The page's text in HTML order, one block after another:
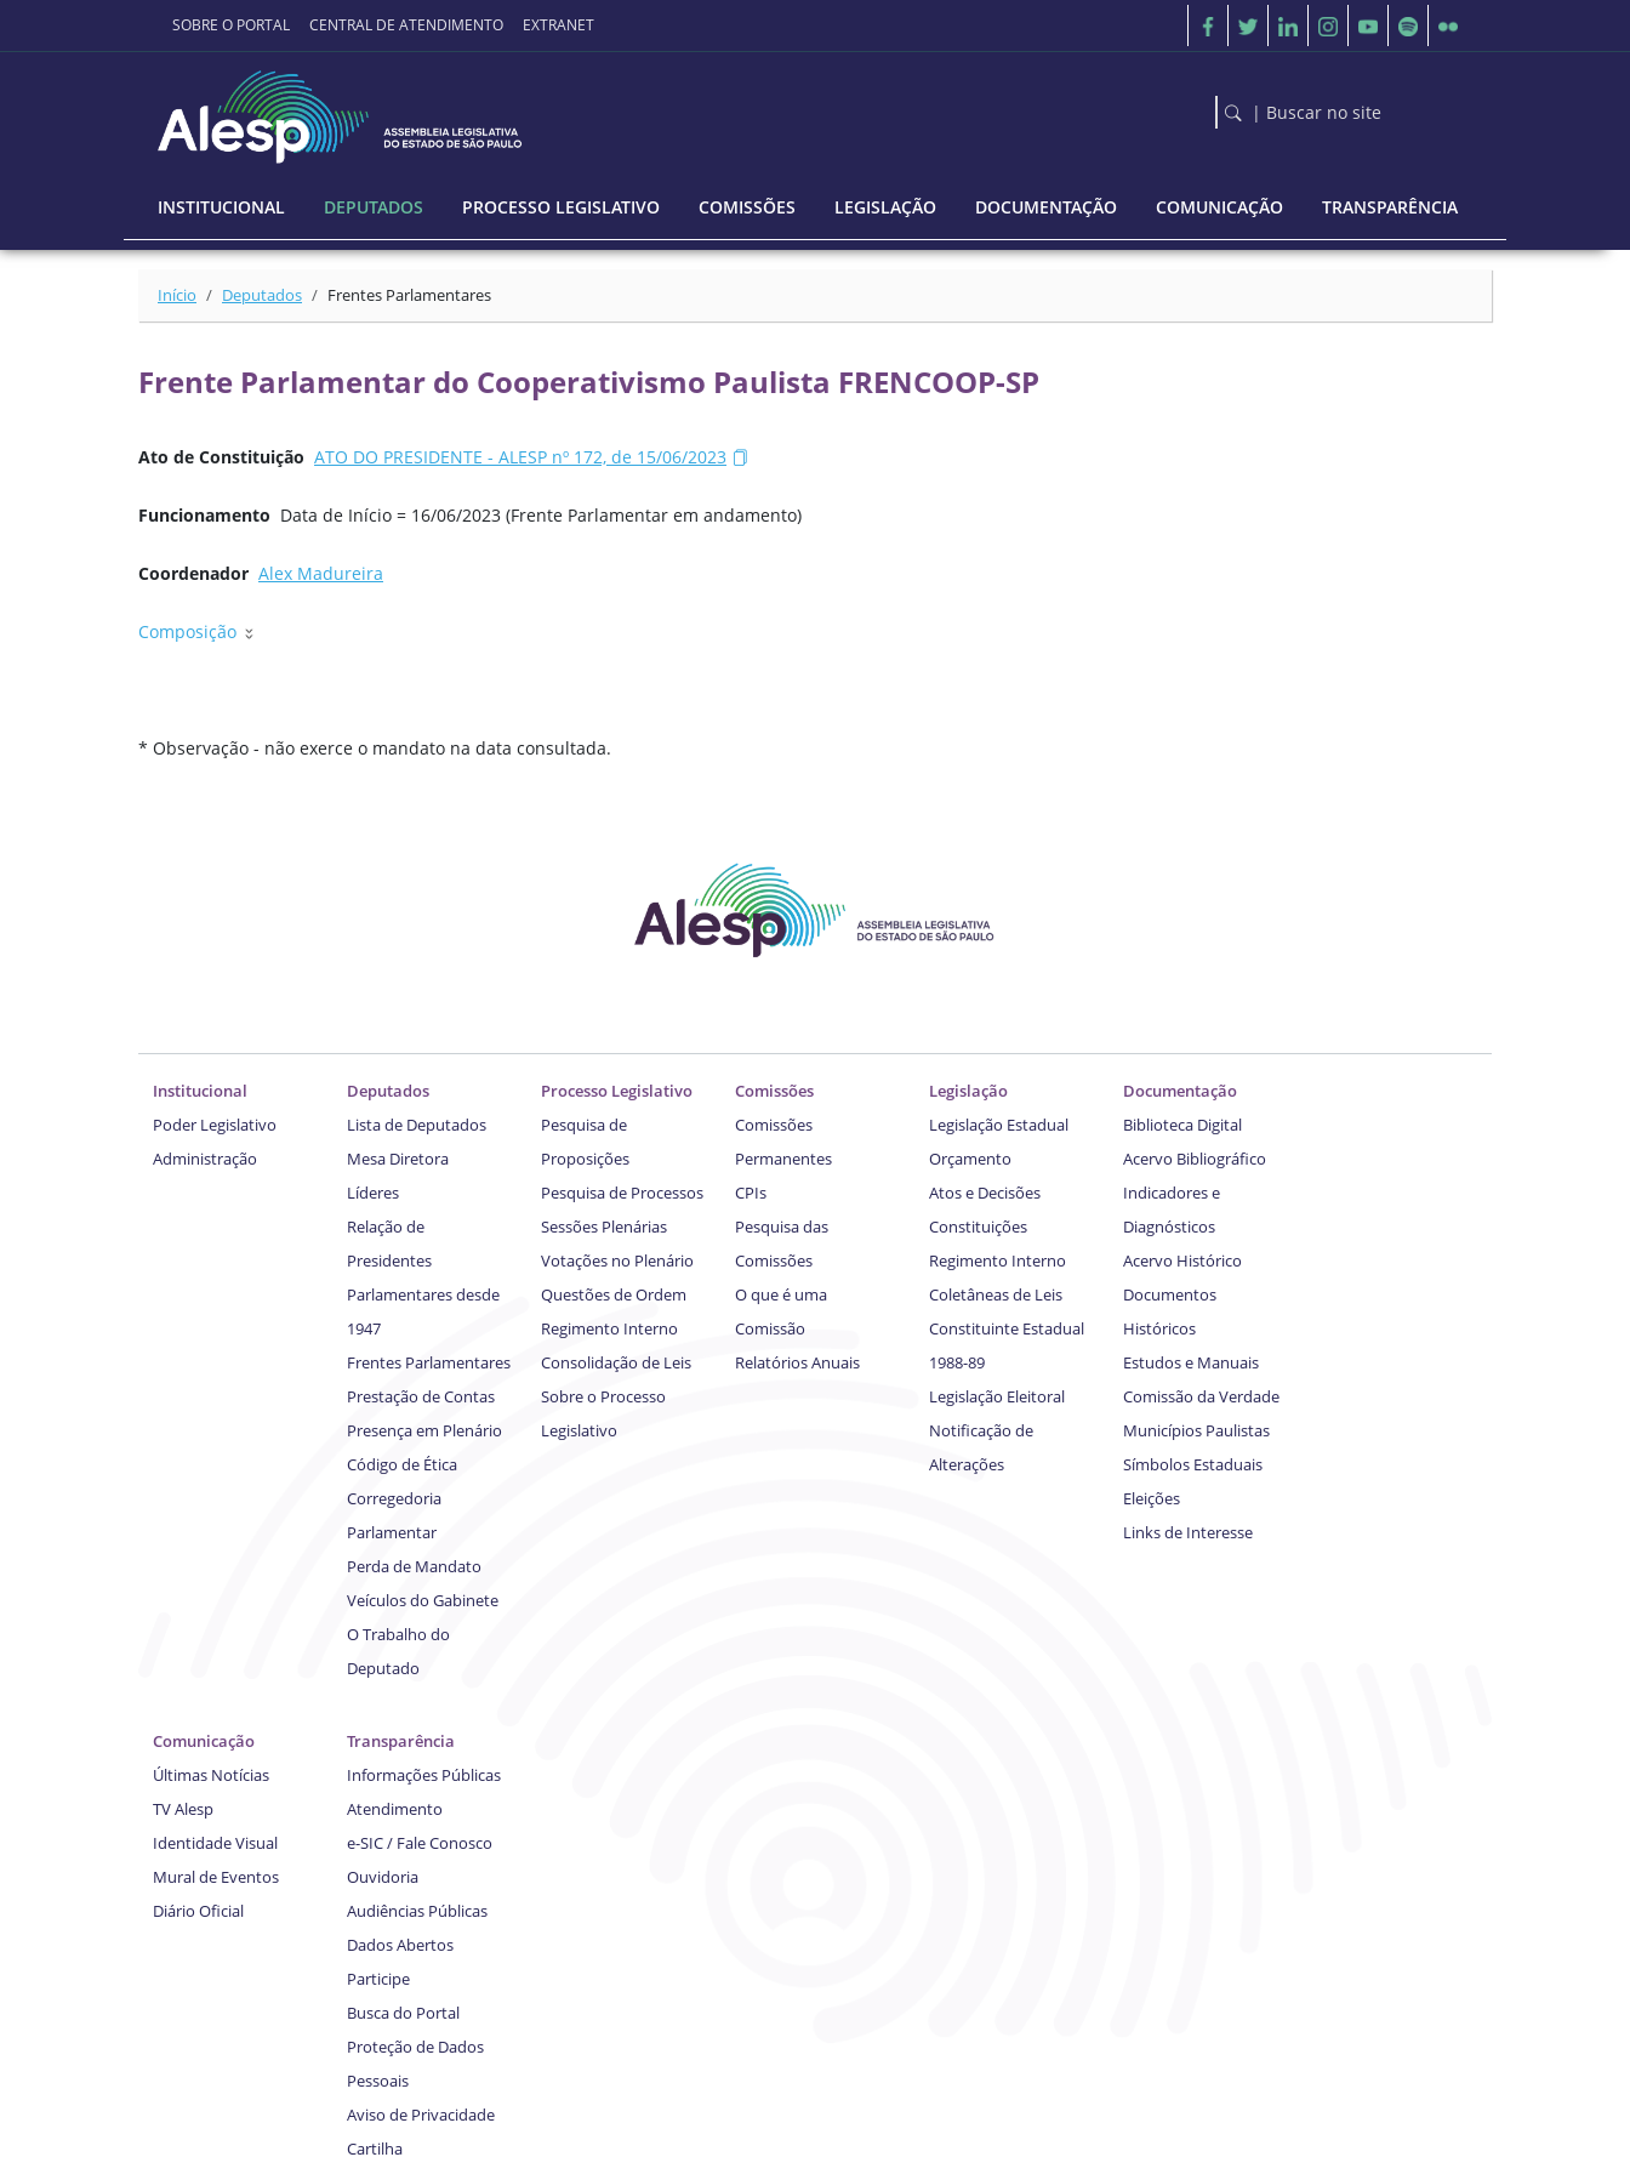
Ir para o conteúdo principal
SOBRE O PORTAL CENTRAL DE ATENDIMENTO EXTRANET
| Buscar no site
INSTITUCIONAL DEPUTADOS PROCESSO LEGISLATIVO COMISSÕES LEGISLAÇÃO DOCUMENTAÇÃO COMUNICAÇÃO TRANSPARÊNCIA
Início Deputados Frentes Parlamentares
Frente Parlamentar do Cooperativismo Paulista FRENCOOP-SP
Ato de Constituição ATO DO PRESIDENTE - ALESP nº 172, de 15/06/2023
Funcionamento Data de Início = 16/06/2023 (Frente Parlamentar em andamento)
Coordenador Alex Madureira
Composição
* Observação - não exerce o mandato na data consultada.
Institucional
Poder Legislativo
Administração
Deputados
Lista de Deputados
Mesa Diretora
Líderes
Relação de
Presidentes
Parlamentares desde
1947
Frentes Parlamentares
Prestação de Contas
Presença em Plenário
Código de Ética
Corregedoria
Parlamentar
Perda de Mandato
Veículos do Gabinete
O Trabalho do
Deputado
Processo Legislativo
Pesquisa de
Proposições
Pesquisa de Processos
Sessões Plenárias
Votações no Plenário
Questões de Ordem
Regimento Interno
Consolidação de Leis
Sobre o Processo
Legislativo
Comissões
Comissões
Permanentes
CPIs
Pesquisa das
Comissões
O que é uma
Comissão
Relatórios Anuais
Legislação
Legislação Estadual
Orçamento
Atos e Decisões
Constituições
Regimento Interno
Coletâneas de Leis
Constituinte Estadual
1988-89
Legislação Eleitoral
Notificação de
Alterações
Documentação
Biblioteca Digital
Acervo Bibliográfico
Indicadores e
Diagnósticos
Acervo Histórico
Documentos
Históricos
Estudos e Manuais
Comissão da Verdade
Municípios Paulistas
Símbolos Estaduais
Eleições
Links de Interesse
Comunicação
Últimas Notícias
TV Alesp
Identidade Visual
Mural de Eventos
Diário Oficial
Transparência
Informações Públicas
Atendimento
e-SIC / Fale Conosco
Ouvidoria
Audiências Públicas
Dados Abertos
Participe
Busca do Portal
Proteção de Dados
Pessoais
Aviso de Privacidade
Cartilha